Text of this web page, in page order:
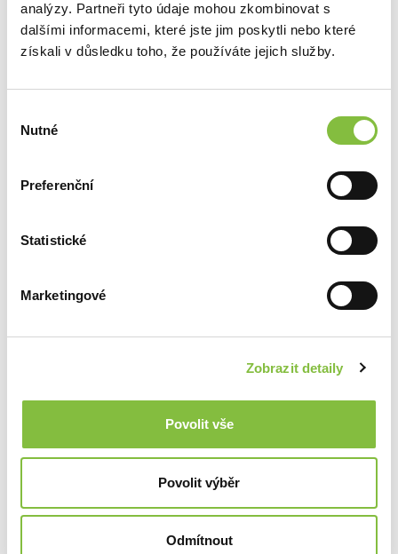
analýzy. Partneři tyto údaje mohou zkombinovat s
dalšími informacemi, které jste jim poskytli nebo které
získali v důsledku toho, že používáte jejich služby.
souhlasu
Nutné
Preferenční
Statistické
Marketingové
Zobrazit detaily
Povolit vše
Povolit výběr
Odmítnout